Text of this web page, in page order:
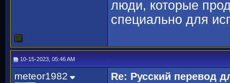
люди, которые
специально для
10-15-2023, 05:46 AM
meteor1982
Re: Русский перевод